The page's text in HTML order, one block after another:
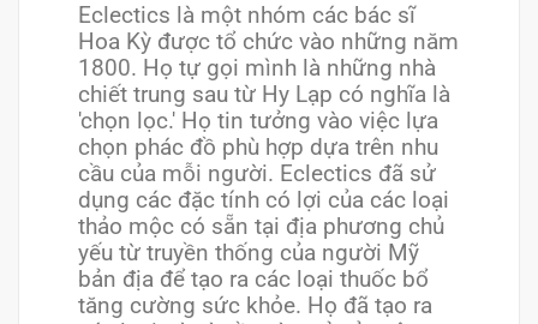
Eclectics là một nhóm các bác sĩ
Hoa Kỳ được tổ chức vào những năm
1800. Họ tự gọi mình là những nhà
chiết trung sau từ Hy Lạp có nghĩa là
'chọn lọc.' Họ tin tưởng vào việc lựa
chọn phác đồ phù hợp dựa trên nhu
cầu của mỗi người. Eclectics đã sử
dụng các đặc tính có lợi của các loại
thảo mộc có sẵn tại địa phương chủ
yếu từ truyền thống của người Mỹ
bản địa để tạo ra các loại thuốc bổ
tăng cường sức khỏe. Họ đã tạo ra